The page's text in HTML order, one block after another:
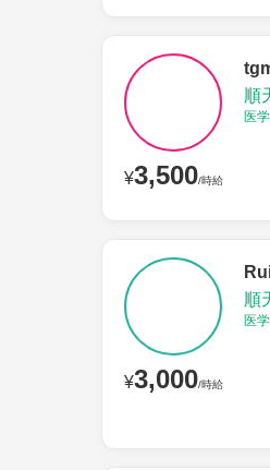
¥3,500/時給
順
医
¥3,000/時給
順
医